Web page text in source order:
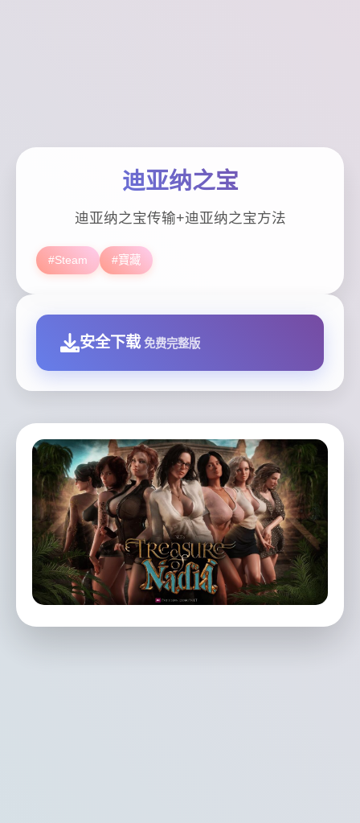
迪亚纳之宝
迪亚纳之宝传输+迪亚纳之宝方法
#Steam #寶藏
安全下载 免费完整版